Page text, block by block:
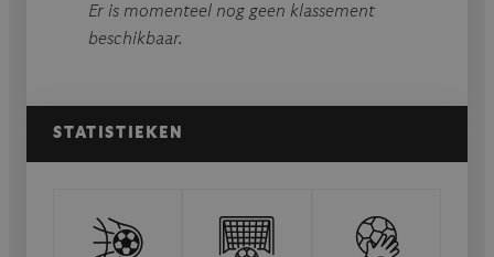
Er is momenteel nog geen klassement
beschikbaar.
STATISTIEKEN